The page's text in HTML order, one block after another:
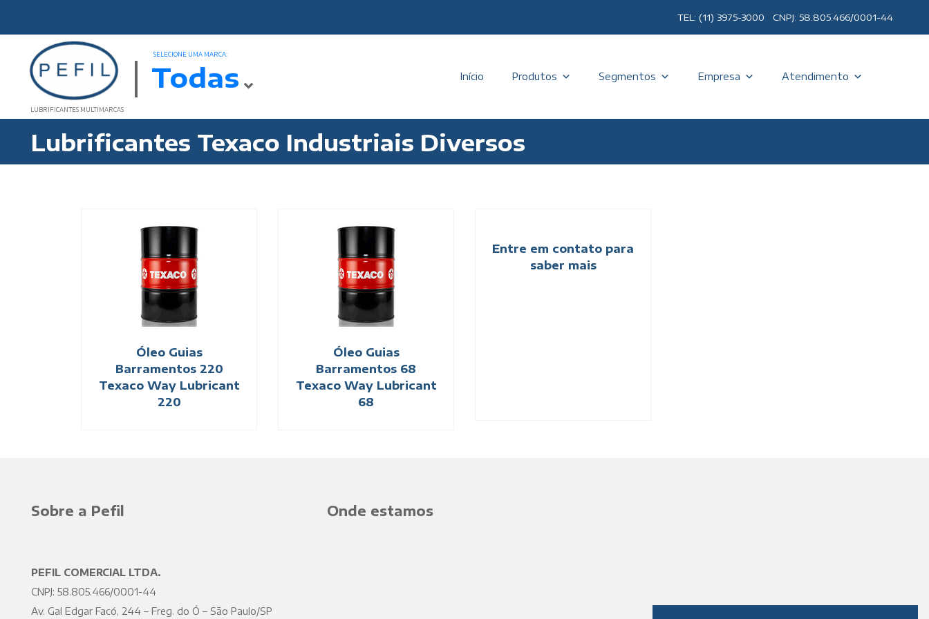
TEL: (11) 3975-3000 CNPJ: 58.805.466/0001-44
LUBRIFICANTES MULTIMARCAS
SELECIONE UMA MARCA:
Todas Início Produtos Segmentos Empresa Atendimento
Lubrificantes Texaco Industriais Diversos
Óleo Guias
Barramentos 220
Texaco Way Lubricant
220
Óleo Guias
Barramentos 68
Texaco Way Lubricant
68
Entre em contato para
saber mais
Sobre a Pefil
PEFIL COMERCIAL LTDA.
CNPJ: 58.805.466/0001-44
Av. Gal Edgar Facó, 244 – Freg. do Ó – São Paulo/SP
Onde estamos